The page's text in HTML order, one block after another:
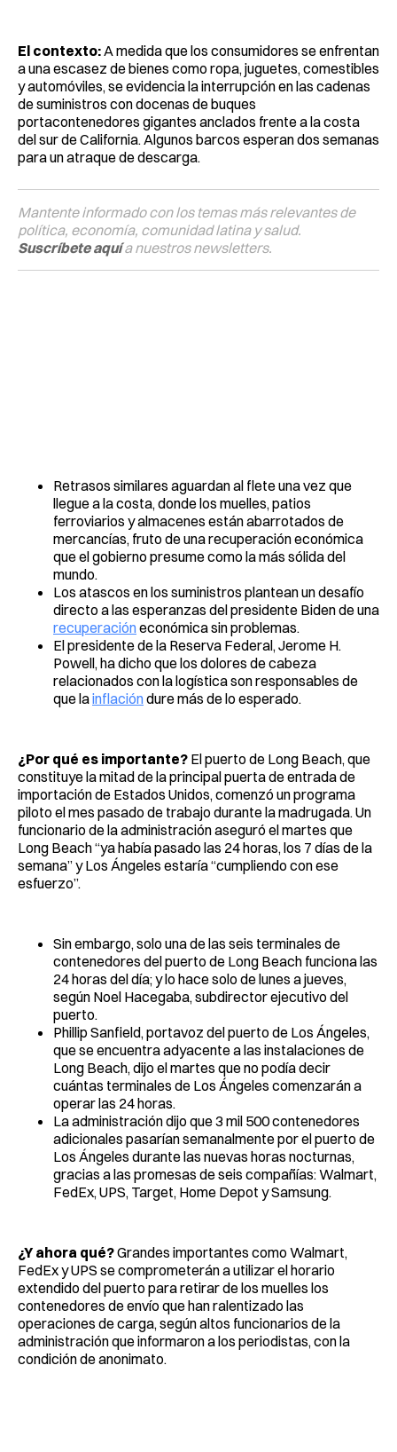
El contexto:A medida que los consumidores se enfrentan
a una escasez de bienes como ropa, juguetes, comestibles
y automóviles, se evidencia la interrupción en las cadenas
de suministros con docenas de buques
portacontenedores gigantes anclados frente a la costa
del sur de California. Algunos barcos esperan dos semanas
para un atraque de descarga.
Mantente informado con los temas más relevantes de
política, economía, comunidad latina y salud.
Suscríbete aquía nuestros newsletters.
Retrasos similares aguardan al flete una vez que
llegue a la costa, donde los muelles, patios
ferroviarios y almacenes están abarrotados de
mercancías, fruto de una recuperación económica
que el gobierno presume como la más sólida del
mundo.
Los atascos en los suministros plantean un desafío
directo a las esperanzas del presidente Biden de una
recuperacióneconómica sin problemas.
El presidente de la Reserva Federal, Jerome H.
Powell, ha dicho que los dolores de cabeza
relacionados con la logística son responsables de
que lainflacióndure más de lo esperado.
¿Por qué es importante? El puerto de Long Beach, que
constituye la mitad de la principal puerta de entrada de
importación de Estados Unidos, comenzó un programa
piloto el mes pasado de trabajo durante la madrugada. Un
funcionario de la administración aseguró el martes que
Long Beach “ya había pasado las 24 horas, los 7 días de la
semana” y Los Ángeles estaría “cumpliendo con ese
esfuerzo”.
Sin embargo, solo una de las seis terminales de
contenedores del puerto de Long Beach funciona las
24 horas del día; y lo hace solo de lunes a jueves,
según Noel Hacegaba, subdirector ejecutivo del
puerto.
Phillip Sanfield, portavoz del puerto de Los Ángeles,
que se encuentra adyacente a las instalaciones de
Long Beach, dijo el martes que no podía decir
cuántas terminales de Los Ángeles comenzarán a
operar las 24 horas.
La administración dijo que 3 mil 500 contenedores
adicionales pasarían semanalmente por el puerto de
Los Ángeles durante las nuevas horas nocturnas,
gracias a las promesas de seis compañías: Walmart,
FedEx, UPS, Target, Home Depot y Samsung.
¿Y ahora qué?Grandes importantes como Walmart,
FedEx y UPS se comprometerán a utilizar el horario
extendido del puerto para retirar de los muelles los
contenedores de envío que han ralentizado las
operaciones de carga, según altos funcionarios de la
administración que informaron a los periodistas, con la
condición de anonimato.